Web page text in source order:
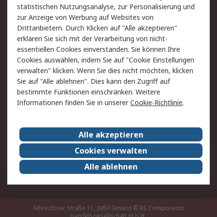
Hilfe
Rechtliches
RS Verkaufs- und
Lieferbedingungen
Datenschutz
Cookie-Richtlinie
Zahlungsbedingungen
Impressum
Webseite Konditionen
RS weltweit
Karriere bei RS
Nachhaltigkeit
Qualität/Zertifikate
Presse-Center
Event-Center
Albrechtser Straße 11, 3950 Gmünd © RS Components
statistischen Nutzungsanalyse, zur Personalisierung und
zur Anzeige von Werbung auf Websites von
Drittanbietern. Durch Klicken auf "Alle akzeptieren"
erklären Sie sich mit der Verarbeitung von nicht-
essentiellen Cookies einverstanden. Sie können Ihre
Cookies auswählen, indem Sie auf "Cookie Einstellungen
verwalten" klicken. Wenn Sie dies nicht möchten, klicken
Sie auf "Alle ablehnen". Dies kann den Zugriff auf
bestimmte Funktionen einschränken. Weitere
Informationen finden Sie in unsererCookie-Richtlinie.
Alle akzeptieren
Cookies verwalten
Alle ablehnen